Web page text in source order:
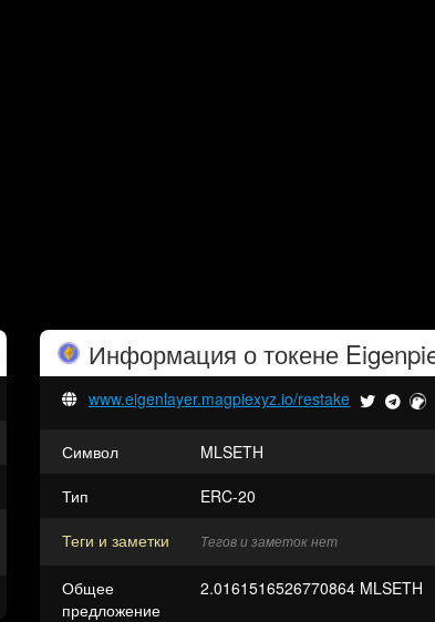
Информация о токене
www.eigenlayer.magpiexyz.io/restake
Символ
MLSETH
Тип
ERC-20
Теги и заметки
Тегов и заметок нет
Общее
предложение
2.0161516526770864 MLSETH